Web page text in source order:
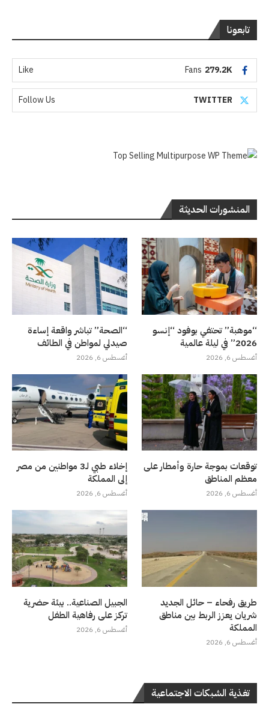
تابعونا
279.2K
Fans
Like
TWITTER
Follow Us
المنشورات الحديثة
“موهبة” تحتفي بوفود “إنسو
2026” في ليلة عالمية
أغسطس 6, 2026
“الصحة” تباشر واقعة إساءة
صيدلي لمواطن في الطائف
أغسطس 6, 2026
توقعات بموجة حارة وأمطار على
معظم المناطق
أغسطس 6, 2026
إخلاء طبي لـ3 مواطنين من مصر
إلى المملكة
أغسطس 6, 2026
طريق رفحاء – حائل الجديد
شريان يعزز الربط بين مناطق
المملكة
أغسطس 6, 2026
الجبيل الصناعية.. بيئة حضرية
تركز على رفاهية الطفل
أغسطس 6, 2026
تغذية الشبكات الاجتماعية